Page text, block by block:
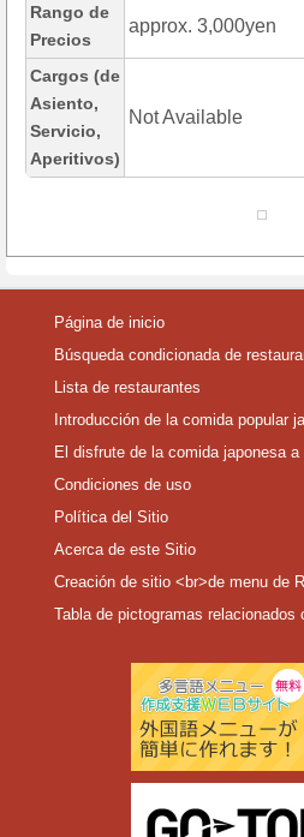
Rango de
Precios
approx. 3,000yen
Cargos (de
Asiento,
Servicio,
Aperitivos)
Not Available
Página de inicio
Búsqueda condicionada de
Lista de restaurantes
Introducción de la comida popular
El disfrute de la comida japonesa
Condiciones de uso
Política del Sitio
Acerca de este Sitio
Creación de sitio <br>de menu de
Tabla de pictogramas relacionados